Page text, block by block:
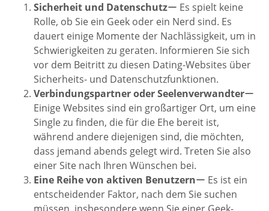
Sicherheit und Datenschutzー Es spielt keine
Rolle, ob Sie ein Geek oder ein Nerd sind. Es
dauert einige Momente der Nachlässigkeit, um in
Schwierigkeiten zu geraten. Informieren Sie sich
vor dem Beitritt zu diesen Dating-Websites über
Sicherheits- und Datenschutzfunktionen.
Verbindungspartner oder Seelenverwandterー
Einige Websites sind ein großartiger Ort, um eine
Single zu finden, die für die Ehe bereit ist,
während andere diejenigen sind, die möchten,
dass jemand abends gelegt wird. Treten Sie also
einer Site nach Ihren Wünschen bei.
Eine Reihe von aktiven Benutzernー Es ist ein
entscheidender Faktor, nach dem Sie suchen